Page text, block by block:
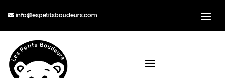
info@lespetitsboudeurs.com